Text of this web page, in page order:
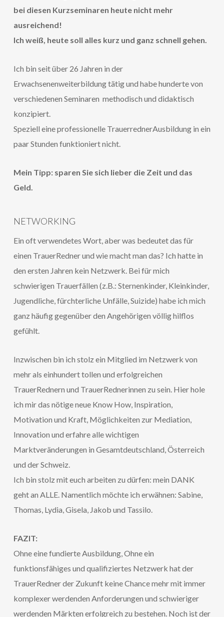
bei diesen Kurzseminaren heute nicht mehr
ausreichend!
Ich weiß, heute soll alles kurz und ganz schnell gehen.
Ich bin seit über 26 Jahren in der
Erwachsenenweiterbildung tätig und habe hunderte von
verschiedenen Seminaren methodisch und didaktisch
konzipiert.
Speziell eine professionelle TrauerrednerAusbildung in ein
paar Stunden funktioniert nicht.
Mein Tipp: sparen Sie sich lieber die Zeit und das
Geld.
NETWORKING
Ein oft verwendetes Wort, aber was bedeutet das für
einen TrauerRedner und wie macht man das? Ich hatte in
den ersten Jahren kein Netzwerk. Bei für mich
schwierigen Trauerfällen (z.B.: Sternenkinder, Kleinkinder,
Jugendliche, fürchterliche Unfälle, Suizide) habe ich mich
ganz häufig gegenüber den Angehörigen völlig hilflos
gefühlt.
Inzwischen bin ich stolz ein Mitglied im Netzwerk von
mehr als einhundert tollen und erfolgreichen
TrauerRednern und TrauerRednerinnen zu sein. Hier hole
ich mir das nötige neue Know How, Inspiration,
Motivation und Kraft, Möglichkeiten zur Mediation,
Innovation und erfahre alle wichtigen
Marktveränderungen in Gesamtdeutschland, Österreich
und der Schweiz.
Ich bin stolz mit euch arbeiten zu dürfen: mein DANK
geht an ALLE. Namentlich möchte ich erwähnen: Sabine,
Thomas, Lydia, Gisela, Jakob und Tassilo.
FAZIT:
Ohne eine fundierte Ausbildung, Ohne ein
funktionsfähiges und qualifiziertes Netzwerk hat der
TrauerRedner der Zukunft keine Chance mehr mit immer
komplexer werdenden Anforderungen und schwieriger
werdenden Märkten erfolgreich zu bestehen. Noch ist der